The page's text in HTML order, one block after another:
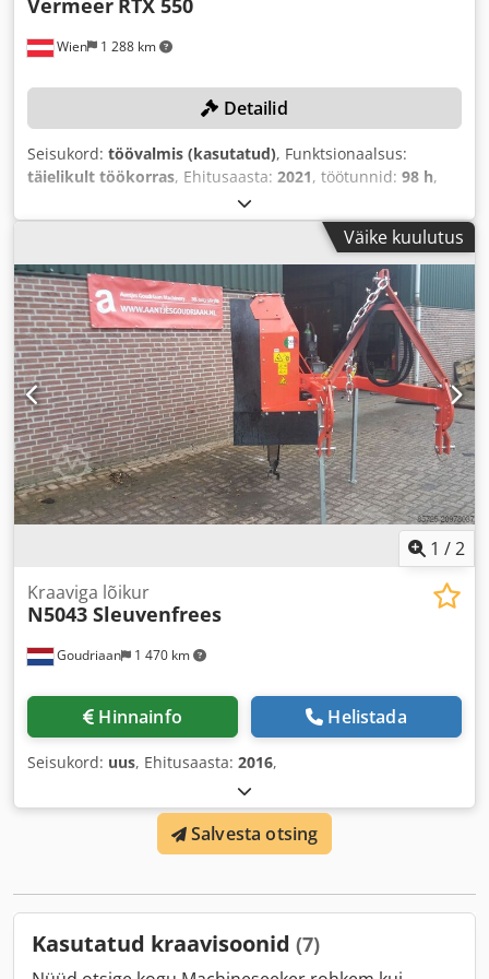
Wien 1 288 km
Vermeer RTX 550
Detailid
Seisukord: töövalmis (kasutatud), Funktsionaalsus:
täielikult töökorras, Ehitusaasta: 2021, töötunnid: 98 h,
49,28 kW (67,00 hj)
1VR91125KN1004048, Varustus:CE-märgistus,
Väike kuulutus
1 /2
Goudriaan 1 470 km
Kraaviga lõikur
N5043 Sleuvenfrees
Hinnainfo Helistada
Seisukord: uus, Ehitusaasta: 2016,
Salvesta otsing
Kasutatud kraavisoonid (7)